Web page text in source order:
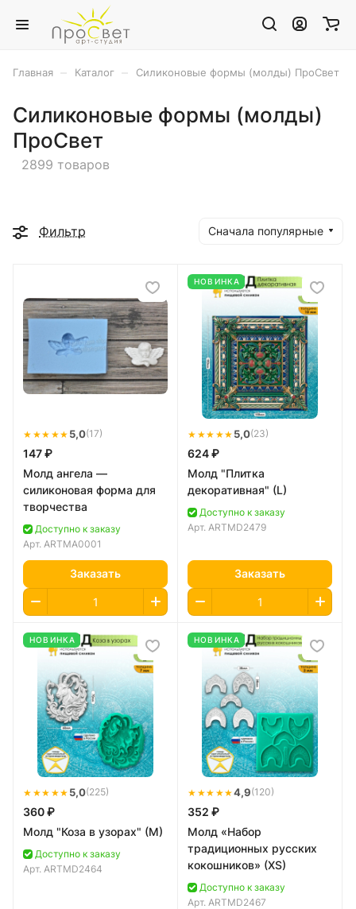
Главная Каталог Силиконовые формы (молды) ПроСвет
Силиконовые формы (молды)
ПроСвет
2899 товаров
Фильтр Сначала популярные
★★★★★ 5,0(17)
147 ₽
Молд ангела —
силиконовая форма для
творчества
Доступно к заказу
Арт. ARTMA0001
Заказать
НОВИНКА
★★★★★ 5,0(23)
624 ₽
Молд "Плитка
декоративная" (L)
Доступно к заказу
Арт. ARTMD2479
Заказать
НОВИНКА
★★★★★ 5,0(225)
360 ₽
Молд "Коза в узорах" (M)
Доступно к заказу
Арт. ARTMD2464
НОВИНКА
★★★★★4,9(120)
352 ₽
Молд «Набор
традиционных русских
кокошников» (XS)
Доступно к заказу
Арт. ARTMD2467